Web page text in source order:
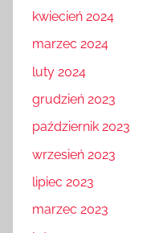
kwiecień 2024
marzec 2024
luty 2024
grudzień 2023
październik 2023
wrzesień 2023
lipiec 2023
marzec 2023